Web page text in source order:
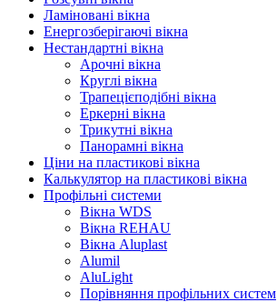
Ламіновані вікна
Енергозберігаючі вікна
Нестандартні вікна
Арочні вікна
Круглі вікна
Трапецієподібні вікна
Еркерні вікна
Трикутні вікна
Панорамні вікна
Ціни на пластикові вікна
Калькулятор на пластикові вікна
Профільні системи
Вікна WDS
Вікна REHAU
Вікна Aluplast
Alumil
AluLight
Порівняння профільних систем